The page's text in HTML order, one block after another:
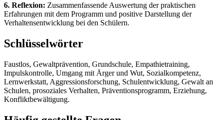
6. Reflexion: Zusammenfassende Auswertung der praktischen
Erfahrungen mit dem Programm und positive Darstellung der
Verhaltensentwicklung bei den Schülern.
Schlüsselwörter
Faustlos, Gewaltprävention, Grundschule, Empathietraining,
Impulskontrolle, Umgang mit Ärger und Wut, Sozialkompetenz,
Lernwerkstatt, Aggressionsforschung, Schulentwicklung, Gewalt an
Schulen, prosoziales Verhalten, Präventionsprogramm, Erziehung,
Konfliktbewältigung.